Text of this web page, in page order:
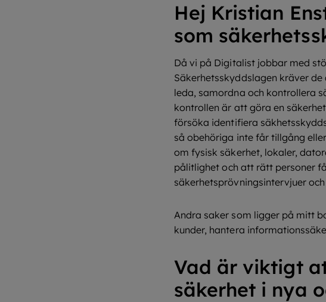
Hej Kristian
som
Då vi på Digitalist jobbar med
Säkerhetsskyddslagen kräver
leda, samordna och kontrollera
kontrollen är att göra en
försöka identifiera
så obehöriga inte får tillgång
om fysisk säkerhet, lokaler,
pålitlighet och att rätt personer
säkerhetsprövningsintervjuer
Andra saker som ligger på mitt
kunder, hantera
Vad är viktigt
säkerhet i nya